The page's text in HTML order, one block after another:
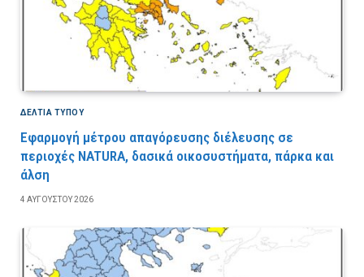
ΔΕΛΤΙΑ ΤΥΠΟΥ
Εφαρμογή μέτρου απαγόρευσης διέλευσης σε
περιοχές NATURA, δασικά οικοσυστήματα, πάρκα και
άλση
4 ΑΥΓΟΎΣΤΟΥ 2026